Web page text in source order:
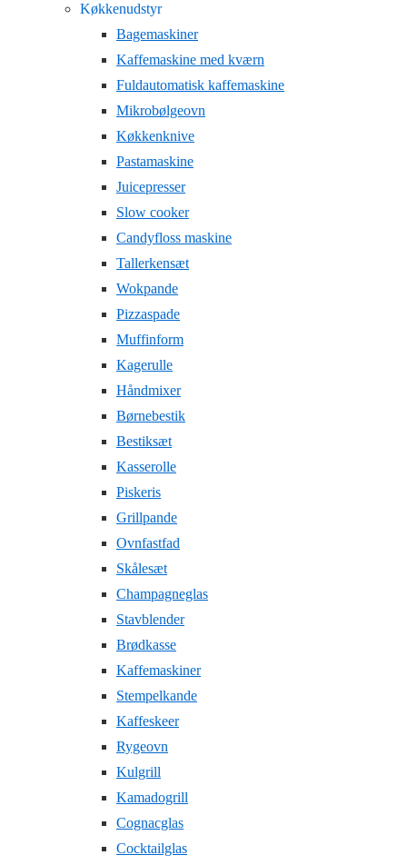
Køkkenudstyr
Bagemaskiner
Kaffemaskine med kværn
Fuldautomatisk kaffemaskine
Mikrobølgeovn
Køkkenknive
Pastamaskine
Juicepresser
Slow cooker
Candyfloss maskine
Tallerkensæt
Wokpande
Pizzaspade
Muffinform
Kagerulle
Håndmixer
Børnebestik
Bestiksæt
Kasserolle
Piskeris
Grillpande
Ovnfastfad
Skålesæt
Champagneglas
Stavblender
Brødkasse
Kaffemaskiner
Stempelkande
Kaffeskeer
Rygeovn
Kulgrill
Kamadogrill
Cognacglas
Cocktailglas